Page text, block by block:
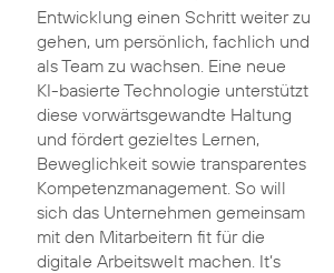
Entwicklung einen Schritt weiter zu
gehen, um persönlich, fachlich und
als Team zu wachsen. Eine neue
KI-basierte Technologie unterstützt
diese vorwärtsgewandte Haltung
und fördert gezieltes Lernen,
Beweglichkeit sowie transparentes
Kompetenzmanagement. So will
sich das Unternehmen gemeinsam
mit den Mitarbeitern fit für die
digitale Arbeitswelt machen. It’s